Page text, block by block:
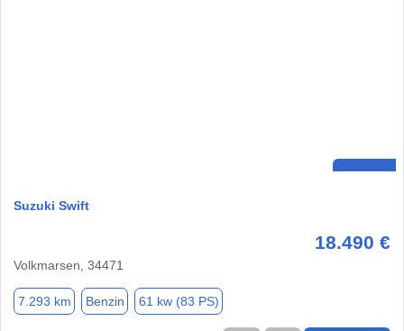
Suzuki Swift
18.490 €
Volkmarsen, 34471
7.293 km Benzin 61 kw (83 PS)